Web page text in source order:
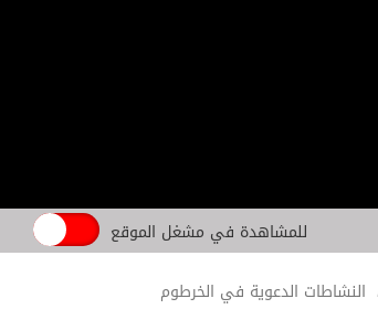
للمشاهدة في مشغل الموقع
النشاطات الدعوية في الخرطوم